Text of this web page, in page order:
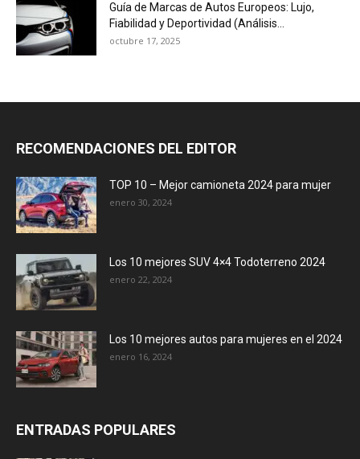
Guía de Marcas de Autos Europeos: Lujo,
Fiabilidad y Deportividad (Análisis...
octubre 17, 2025
RECOMENDACIONES DEL EDITOR
TOP 10 – Mejor camioneta 2024 para mujer
enero 30, 2024
Los 10 mejores SUV 4×4 Todoterreno 2024
enero 22, 2024
Los 10 mejores autos para mujeres en el 2024
enero 16, 2024
ENTRADAS POPULARES